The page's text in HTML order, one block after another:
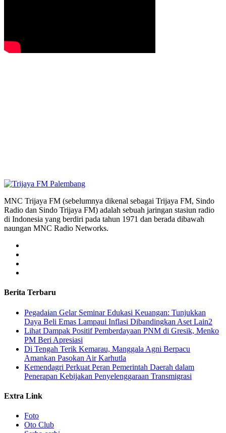
MNC Trijaya FM (sebelumnya dikenal sebagai Trijaya FM, Sindo
Radio dan Sindo Trijaya FM) adalah sebuah jaringan stasiun radio
di Indonesia yang berdiri pada tahun 1971 dan berada dibawah
naungan MNC Radio Networks.
Berita Terbaru
Pegadaian Gelar Seminar Edukasi Keuangan: Tunjukkan
Daya Beli Emas Lampaui Inflasi Dibandingkan Aset Lain2
Lihat Dampak Positif Pemberdayaan PNM di Gresik, Menko
PM Beri Apresiasi
​Di Tengah Terik Kemarau, Manggala Agni Berpacu
Amankan Pasokan Air Karhutla
Kemendagri Perkuat Peran Pemerintah Daerah dalam
Penerapan Kebijakan Penyelenggaraan Transmigrasi
Extra Link
Foto
Oto Club